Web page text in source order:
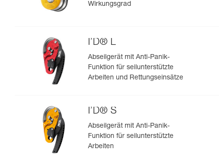
Wirkungsgrad
I’D® L
Abseilgerät mit Anti-Panik-
Funktion für seilunterstützte
Arbeiten und Rettungseinsätze
I’D® S
Abseilgerät mit Anti-Panik-
Funktion für seilunterstützte
Arbeiten